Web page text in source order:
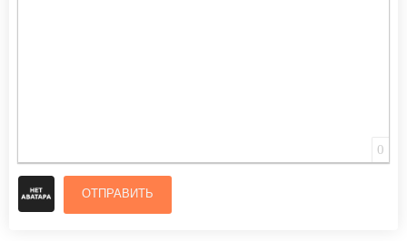
0
ОТПРАВИТЬ